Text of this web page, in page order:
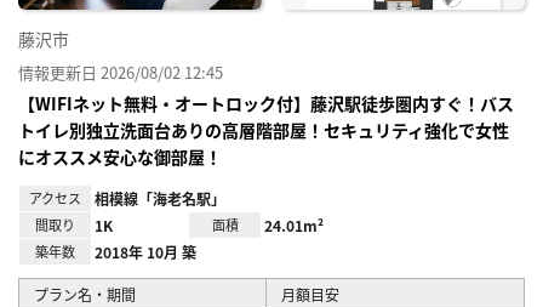
藤沢市
情報更新日 2026/08/02 12:45
【WIFIネット無料・オートロック付】藤沢駅徒歩圏内すぐ！バス
トイレ別独立洗面台ありの高層階部屋！セキュリティ強化で女性
にオススメ安心な御部屋！
アクセス 相模線「海老名駅」
間取り 1K 面積 24.01m²
築年数 2018年 10月 築
プラン名・期間 月額目安